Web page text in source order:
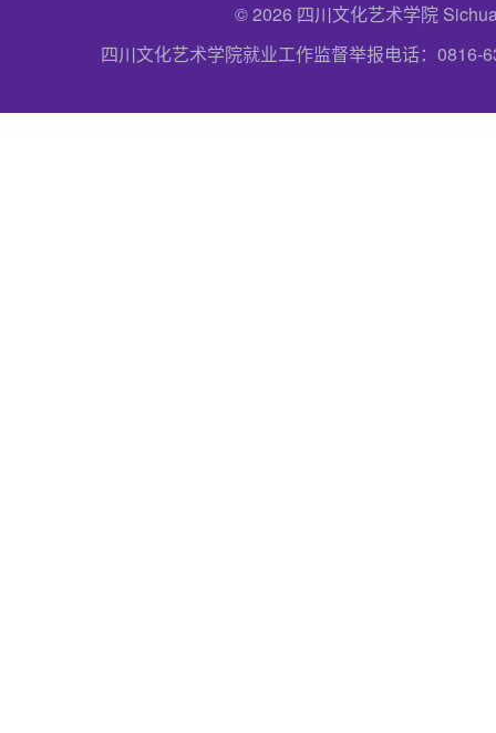
© 2026 四川文化艺术学院
四川文化艺术学院就业工作监督举报电话：